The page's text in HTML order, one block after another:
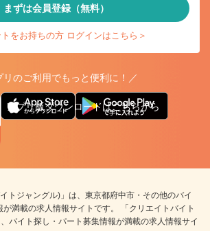
まずは会員登録（無料）
をお持ちの方 ログインはこちら＞
リのご利用でもっと便利に！／
アプリ版ダウンロードはこちらから
トジャングル)」は、東京都府中市・その他のバイ
が満載の求人情報サイトです。 「クリエイトバイト
バイト探し・パート募集情報が満載の求人情報サイ